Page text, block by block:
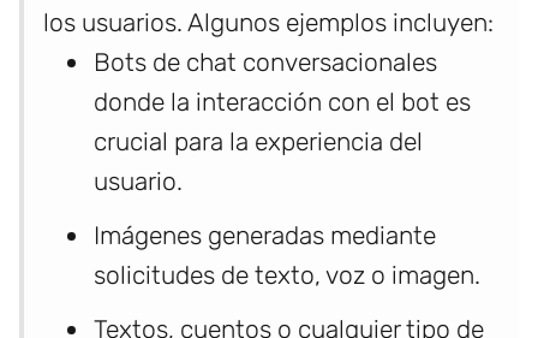
los usuarios. Algunos ejemplos incluyen:
Bots de chat conversacionales
donde la interacción con el bot es
crucial para la experiencia del
usuario.
Imágenes generadas mediante
solicitudes de texto, voz o imagen.
Textos, cuentos o cualquier tipo de